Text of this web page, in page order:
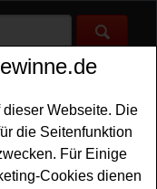
Gewinnspiele>
Webseite. Die
die Seitenfunktion
Für Einige
Cookies dienen